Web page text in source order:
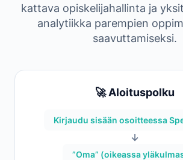
kattava opiskelijahallinta ja
analytiikka parempien
saavuttamiseksi.
🚀 Aloituspolku
Kirjaudu sisään osoitteessa
→
”Oma” (oikeassa